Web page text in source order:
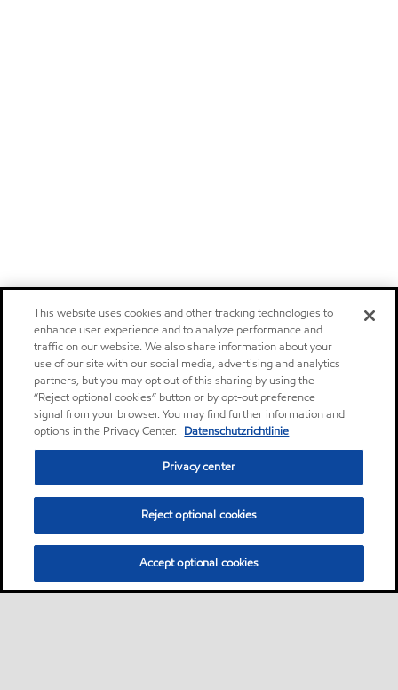
This website uses cookies and other tracking technologies to
enhance user experience and to analyze performance and
traffic on our website. We also share information about your
use of our site with our social media, advertising and analytics
partners, but you may opt out of this sharing by using the
“Reject optional cookies” button or by opt-out preference
signal from your browser. You may find further information and
options in the Privacy Center. Datenschutzrichtlinie
Privacy center
Reject optional cookies
Accept optional cookies